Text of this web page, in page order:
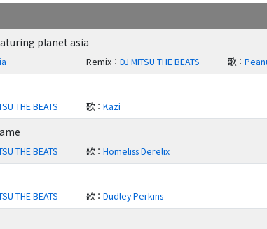
planet asia
Remix ：DJ MITSU THE BEATS 歌 ：
THE BEATS 歌 ：Kazi
THE BEATS 歌 ：Homeliss Derelix
THE BEATS 歌 ：Dudley Perkins